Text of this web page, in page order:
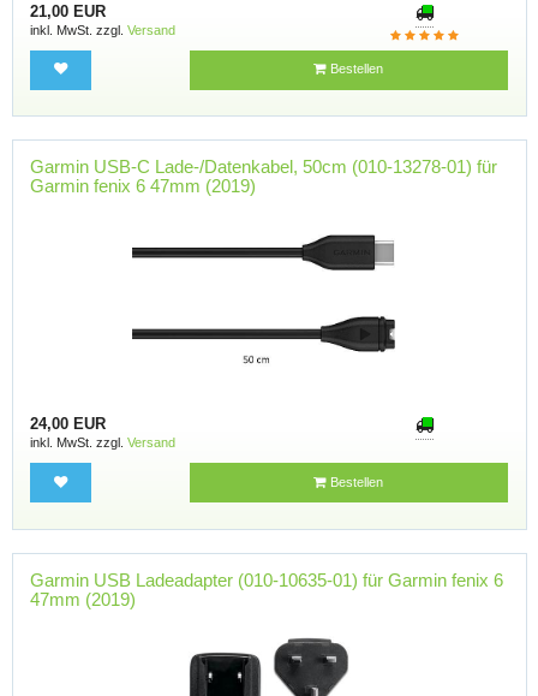
21,00 EUR
inkl. MwSt. zzgl. Versand
Bestellen
Garmin USB-C Lade-/Datenkabel, 50cm (010-13278-01) für
Garmin fenix 6 47mm (2019)
24,00 EUR
inkl. MwSt. zzgl. Versand
Bestellen
Garmin USB Ladeadapter (010-10635-01) für Garmin fenix 6
47mm (2019)